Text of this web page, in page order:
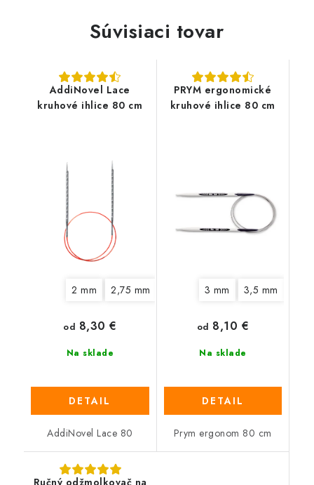
Súvisiaci tovar
AddiNovel Lace
kruhové ihlice 80 cm
2 mm 2,75 mm 3,75 mm 4,5 mm
Na sklade
od 8,30 €
DETAIL
AddiNovel Lace 80
PRYM ergonomické
kruhové ihlice 80 cm
3 mm 3,5 mm
Na sklade
od 8,10 €
DETAIL
Prym ergonom 80 cm